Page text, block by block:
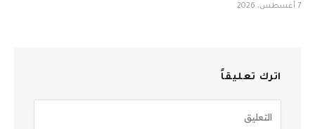
7 أغسطس، 2026
اترك تعليقاً